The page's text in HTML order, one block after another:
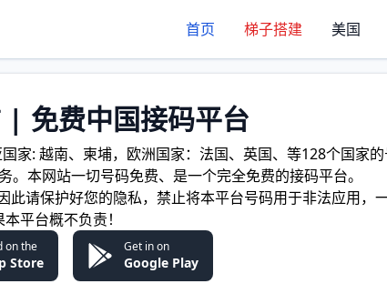
首页 梯子搭建 美国
| 免费中国接码平台
家: 越南、柬埔，欧洲国家：法国、英国、等128个国家的
本网站一切号码免费、是一个完全免费的接码平台。
请保护好您的隐私，禁止将本平台号码用于非法应用，
本平台概不负责！
on the
Store
Get in on
Google Play